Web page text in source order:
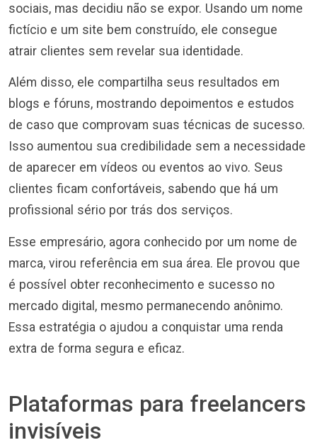
sociais, mas decidiu não se expor. Usando um nome
fictício e um site bem construído, ele consegue
atrair clientes sem revelar sua identidade.
Além disso, ele compartilha seus resultados em
blogs e fóruns, mostrando depoimentos e estudos
de caso que comprovam suas técnicas de sucesso.
Isso aumentou sua credibilidade sem a necessidade
de aparecer em vídeos ou eventos ao vivo. Seus
clientes ficam confortáveis, sabendo que há um
profissional sério por trás dos serviços.
Esse empresário, agora conhecido por um nome de
marca, virou referência em sua área. Ele provou que
é possível obter reconhecimento e sucesso no
mercado digital, mesmo permanecendo anônimo.
Essa estratégia o ajudou a conquistar uma renda
extra de forma segura e eficaz.
Plataformas para freelancers
invisíveis